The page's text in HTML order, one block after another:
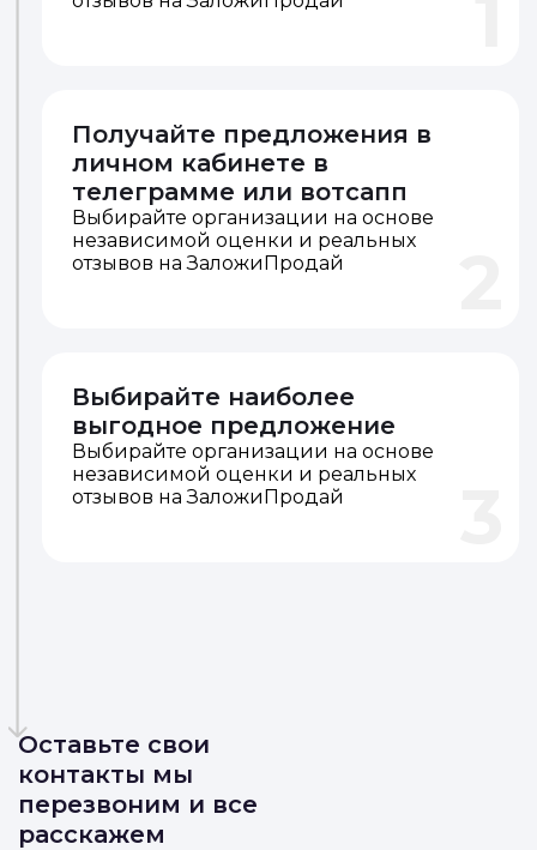
Получайте предложения в
личном кабинете в
телеграмме или вотсапп
Выбирайте организации на основе
независимой оценки и реальных
отзывов на ЗаложиПродай
Выбирайте наиболее
выгодное предложение
Выбирайте организации на основе
независимой оценки и реальных
отзывов на ЗаложиПродай
Оставьте свои
контакты мы
перезвоним и все
расскажем